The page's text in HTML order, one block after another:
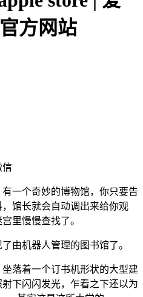
方网站
信
一个奇妙的博物馆，你只要告
馆长就会自动调出来给你观
里慢慢查找了。
由机器人管理的图书馆了。
落着一个订书机形状的大型建
下闪闪发光，乍看之下还以为